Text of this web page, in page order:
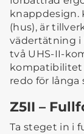
knappdesign.
(hus), är
vädertätning i
två UHS-II-
kompatibilitet
redo för långa
Z5II –
Ta steget in i